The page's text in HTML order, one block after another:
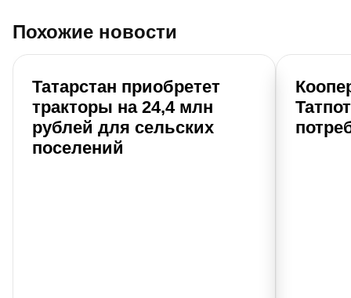
Похожие новости
Татарстан приобретет
тракторы на 24,4 млн
рублей для сельских
поселений